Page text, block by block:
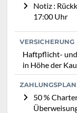
Notiz :
17:00 Uhr
VERSICHERUNG
Haftpflicht-
in Höhe der
ZAHLUNGSPLAN
50 %